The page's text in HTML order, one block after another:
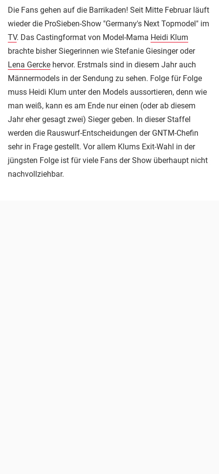
Die Fans gehen auf die Barrikaden! Seit Mitte Februar läuft
wieder die ProSieben-Show "Germany's Next Topmodel" im
TV. Das Castingformat von Model-Mama Heidi Klum
brachte bisher Siegerinnen wie Stefanie Giesinger oder
Lena Gercke hervor. Erstmals sind in diesem Jahr auch
Männermodels in der Sendung zu sehen. Folge für Folge
muss Heidi Klum unter den Models aussortieren, denn wie
man weiß, kann es am Ende nur einen (oder ab diesem
Jahr eher gesagt zwei) Sieger geben. In dieser Staffel
werden die Rauswurf-Entscheidungen der GNTM-Chefin
sehr in Frage gestellt. Vor allem Klums Exit-Wahl in der
jüngsten Folge ist für viele Fans der Show überhaupt nicht
nachvollziehbar.